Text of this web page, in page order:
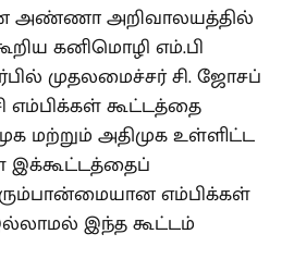
அண்ணா அறிவாலயத்தில்
கனிமொழி எம்.பி
முதலமைச்சர் சி. ஜோசப்
எம்பிக்கள் கூட்டத்தை
மற்றும் அதிமுக உள்ளிட்ட
இக்கூட்டத்தைப்
எம்பிக்கள்
இல்லாமல் இந்த கூட்டம்